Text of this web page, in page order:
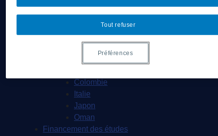
Bourses d’excellence
Demande d'admission
Colombie
Italie
Japon
Oman
Financement des études
Tout refuser
Préférences